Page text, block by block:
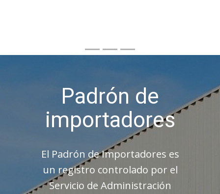
Padrón de
importadores
El Padrón de Importadores es
un registro controlado por el
Servicio de Administración